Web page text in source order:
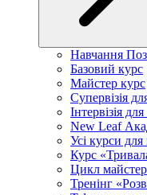
Навчання
Базовий курс
Майстер курс
Супервізія
Інтервізія
New Leaf
Усі курси для
Курс
Цикл
Тренінг